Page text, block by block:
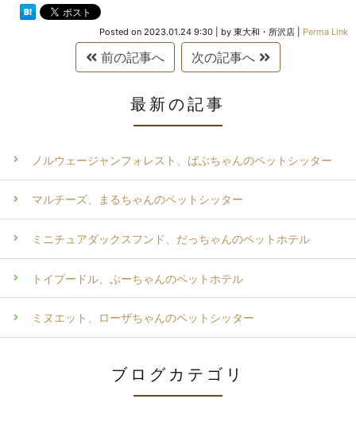
Posted on 2023.01.24 9:30 by 東大和・所沢店 Perma Link
前の記事へ 次の記事へ
最新の記事
ノルウェージャンフォレスト、ばぶちゃんのペットシッター
マルチーズ、まるちゃんのペットシッター
ミニチュアダックスフンド、だっちゃんのペットホテル
トイプードル、ぷーちゃんのペットホテル
ミヌエット、ローザちゃんのペットシッター
ブログカテゴリ